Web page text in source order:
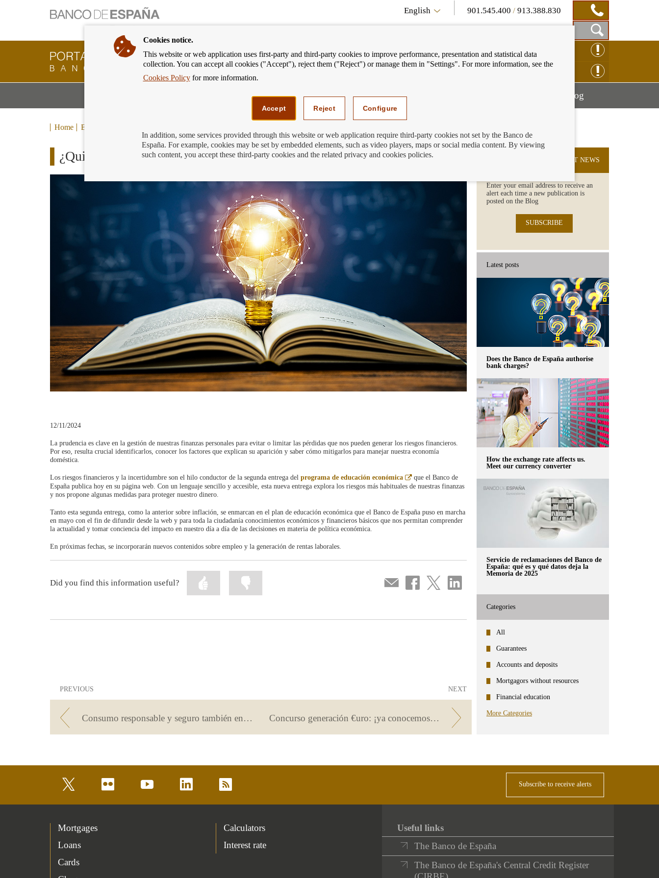
English 901.545.400 /913.388.830
Show
Search
Box
Banking
Customer
Banco
back
to
CLAIM ONLINE
We can help youMostrar
menú
BlogMostrar
Home Blog
¿Quieres saber más sobre riesgos financieros?
12/11/2024
La prudencia es clave en la gestión de nuestras finanzas personales para evitar o limitar las pérdidas que nos pueden generar los riesgos financieros.
Por eso, resulta crucial identificarlos, conocer los factores que explican su aparición y saber cómo mitigarlos para manejar nuestra economía
doméstica.
Los riesgos financieros y la incertidumbre son el hilo conductor de la segunda entrega del programa de educación económica
Abre
en
ventana
que el Banco de
España publica hoy en su página web. Con un lenguaje sencillo y accesible, esta nueva entrega explora los riesgos más habituales de nuestras finanzas
y nos propone algunas medidas para proteger nuestro dinero.
Tanto esta segunda entrega, como la anterior sobre inflación, se enmarcan en el plan de educación económica que el Banco de España puso en marcha
en mayo con el fin de difundir desde la web y para toda la ciudadanía conocimientos económicos y financieros básicos que nos permitan comprender
la actualidad y tomar conciencia del impacto en nuestro día a día de las decisiones en materia de política económica.
En próximas fechas, se incorporarán nuevos contenidos sobre empleo y la generación de rentas laborales.
Compartir
por
Share
on
Share
on
Share
on
Did you find this information useful?
Mark
information
as
PREVIOUS
Consumo responsable y seguro también en Black Friday
NEXT
Concurso generación €uro: ¡ya conocemos los equipos clasificados para la segunda fase!
SUBSCRIBE TO THE LATEST NEWS
Enter your email address to receive an
alert each time a new publication is
posted on the Blog
SUBSCRIBE
Latest posts
Does the Banco de España authorise
bank charges?
How the exchange rate affects us.
Meet our currency converter
Servicio de reclamaciones del Banco de
España: qué es y qué datos deja la
Memoria de 2025
Categories
All
Guarantees
Accounts and deposits
Mortgagors without resources
Financial education
More Categories
flickr youtube linkedin rss Subscribe to receive alerts
Mortgages
Loans
Cards
Calculators
Interest rate
Useful links
The Banco de España
The Banco de España's Central Credit Register
Cookies notice.
This website or web application uses first-party and third-party cookies to improve performance, presentation and statistical data
collection. You can accept all cookies ("Accept"), reject them ("Reject") or manage them in "Settings". For more information, see the
Cookies Policyfor more information.
Accept Reject Configure
In addition, some services provided through this website or web application require third-party cookies not set by the Banco de
España. For example, cookies may be set by embedded elements, such as video players, maps or social media content. By viewing
such content, you accept these third-party cookies and the related privacy and cookies policies.